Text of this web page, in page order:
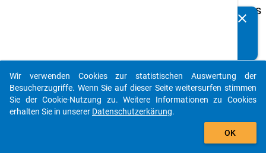
ngs
von
Stu
die
clear
auto_stories
add_shopping_cart
Wir verwenden Cookies zur statistischen Auswertung der
Besucherzugriffe. Wenn Sie auf dieser Seite weitersurfen stimmen
Sie der Cookie-Nutzung zu. Weitere Informationen zu Cookies
erhalten Sie in unserer Datenschutzerkärung.
OK